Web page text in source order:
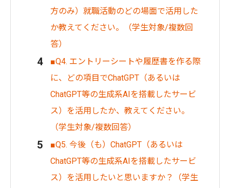
方のみ）就職活動のどの場面で活用した
か教えてください。（学生対象/複数回
答）
■Q4. エントリーシートや履歴書を作る際
に、どの項目でChatGPT（あるいは
ChatGPT等の生成系AIを搭載したサービ
ス）を活用したか、教えてください。
（学生対象/複数回答）
■Q5. 今後（も）ChatGPT（あるいは
ChatGPT等の生成系AIを搭載したサービ
ス）を活用したいと思いますか？（学生